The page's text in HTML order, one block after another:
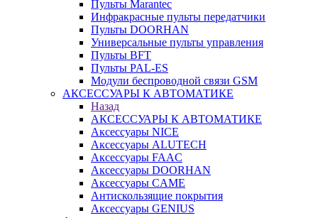
Пульты Marantec
Инфракрасные пульты передатчики
Пульты DOORHAN
Универсальные пульты управления
Пульты BFT
Пульты PAL-ES
Модули беспроводной связи GSM
АКСЕССУАРЫ К АВТОМАТИКЕ
Назад
АКСЕССУАРЫ К АВТОМАТИКЕ
Аксессуары NICE
Аксессуары ALUTECH
Аксессуары FAAC
Аксессуары DOORHAN
Аксессуары CAME
Антискользящие покрытия
Аксессуары GENIUS